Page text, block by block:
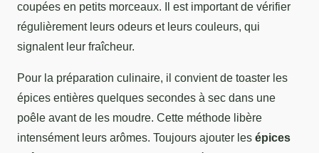
coupées en petits morceaux. Il est important de vérifier
régulièrement leurs odeurs et leurs couleurs, qui
signalent leur fraîcheur.
Pour la préparation culinaire, il convient de toaster les
épices entières quelques secondes à sec dans une
poêle avant de les moudre. Cette méthode libère
intensément leurs arômes. Toujours ajouter les épices